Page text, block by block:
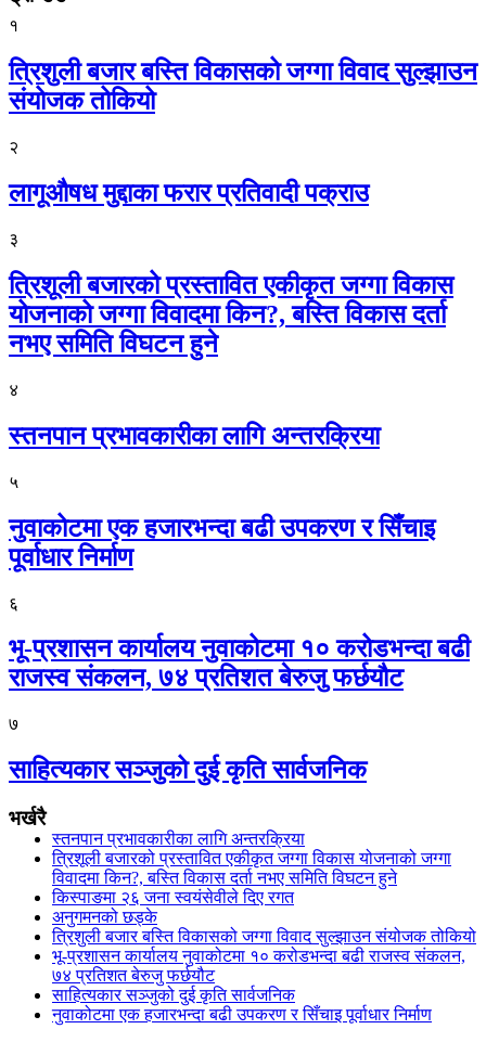
१
त्रिशुली बजार बस्ति विकासको जग्गा विवाद सुल्झाउन
संयोजक तोकियो
२
लागूऔषध मुद्दाका फरार प्रतिवादी पक्राउ
३
त्रिशूली बजारको प्रस्तावित एकीकृत जग्गा विकास
योजनाको जग्गा विवादमा किन?, बस्ति विकास दर्ता
नभए समिति विघटन हुने
४
स्तनपान प्रभावकारीका लागि अन्तरक्रिया
५
नुवाकोटमा एक हजारभन्दा बढी उपकरण र सिँचाइ
पूर्वाधार निर्माण
६
भू-प्रशासन कार्यालय नुवाकोटमा १० करोडभन्दा बढी
राजस्व संकलन, ७४ प्रतिशत बेरुजु फर्छयौट
७
साहित्यकार सञ्जुको दुई कृति सार्वजनिक
भर्खरै
स्तनपान प्रभावकारीका लागि अन्तरक्रिया
त्रिशूली बजारको प्रस्तावित एकीकृत जग्गा विकास योजनाको जग्गा
विवादमा किन?, बस्ति विकास दर्ता नभए समिति विघटन हुने
किस्पाङमा २६ जना स्वयंसेवीले दिए रगत
अनुगमनको छड्के
त्रिशुली बजार बस्ति विकासको जग्गा विवाद सुल्झाउन संयोजक तोकियो
भू-प्रशासन कार्यालय नुवाकोटमा १० करोडभन्दा बढी राजस्व संकलन,
७४ प्रतिशत बेरुजु फर्छयौट
साहित्यकार सञ्जुको दुई कृति सार्वजनिक
नुवाकोटमा एक हजारभन्दा बढी उपकरण र सिँचाइ पूर्वाधार निर्माण